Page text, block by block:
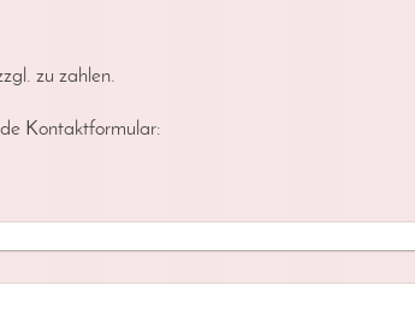
zu zahlen.
Kontaktformular: